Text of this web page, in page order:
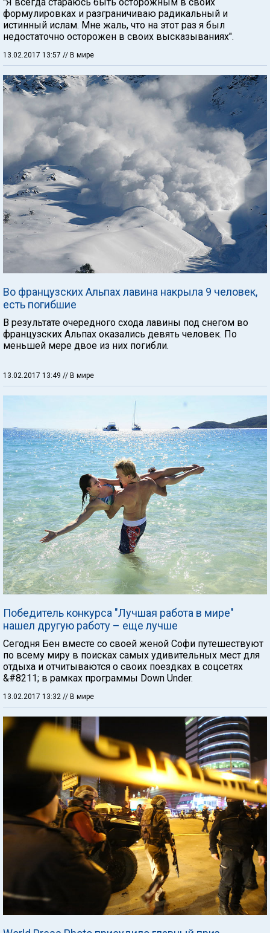
формулировках и разграничиваю радикальный и
истинный ислам. Мне жаль, что на этот раз я был
недостаточно осторожен в своих высказываниях".
13.02.2017 13:57 // В мире
Во французских Альпах лавина накрыла 9 человек,
есть погибшие
В результате очередного схода лавины под снегом во
французских Альпах оказались девять человек. По
меньшей мере двое из них погибли.
13.02.2017 13:49 // В мире
Победитель конкурса "Лучшая работа в мире"
нашел другую работу – еще лучше
Сегодня Бен вместе со своей женой Софи путешествуют
по всему миру в поисках самых удивительных мест для
отдыха и отчитываются о своих поездках в соцсетях
&#8211; в рамках программы Down Under.
13.02.2017 13:32 // В мире